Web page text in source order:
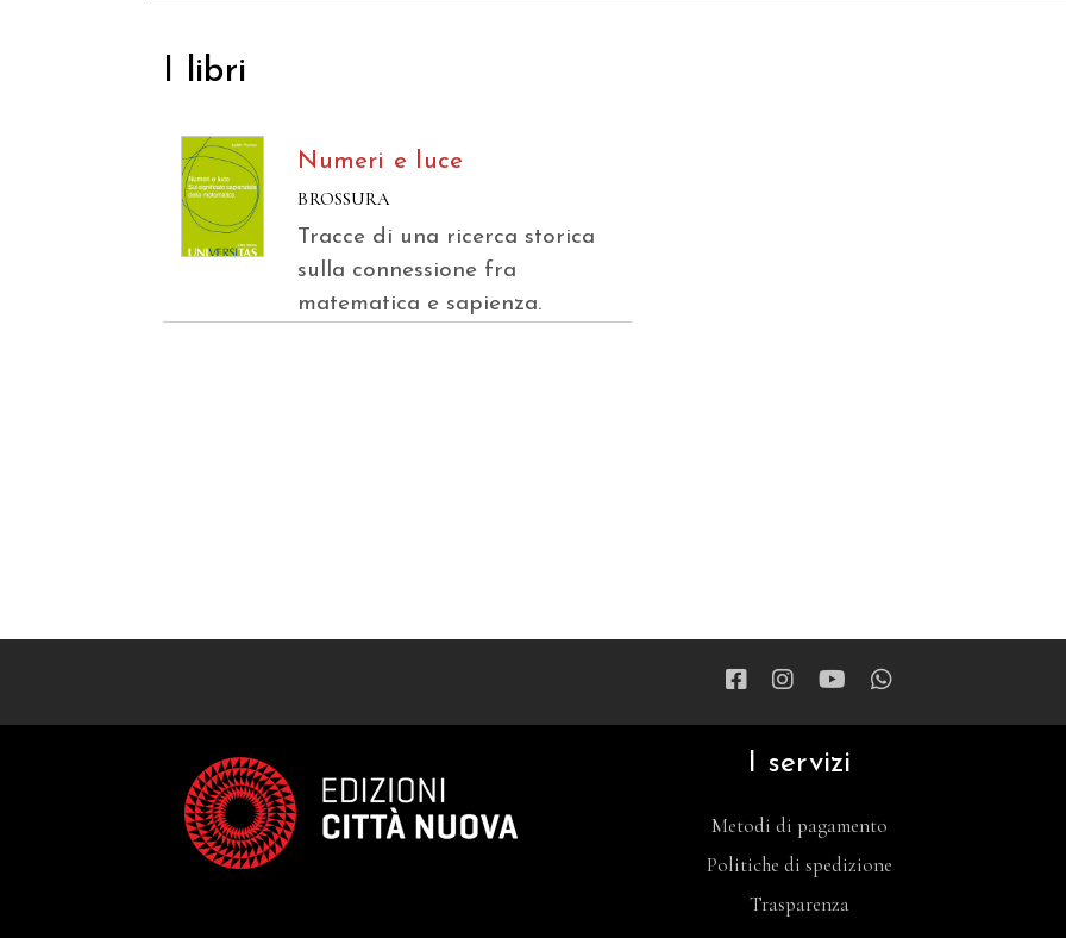
I libri
Numeri e luce
BROSSURA
Tracce di una ricerca storica
sulla connessione fra
matematica e sapienza.
I servizi
Metodi di pagamento
Politiche di spedizione
Trasparenza